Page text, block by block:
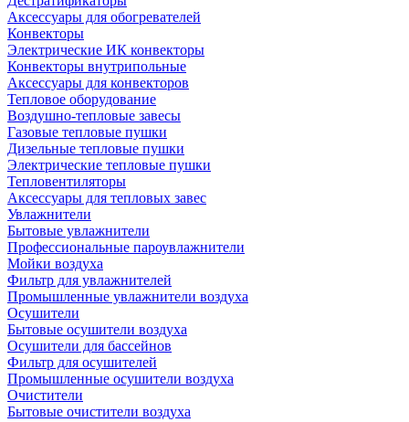
Аксессуары для обогревателей
Конвекторы
Электрические ИК конвекторы
Конвекторы внутрипольные
Аксессуары для конвекторов
Тепловое оборудование
Воздушно-тепловые завесы
Газовые тепловые пушки
Дизельные тепловые пушки
Электрические тепловые пушки
Тепловентиляторы
Аксессуары для тепловых завес
Увлажнители
Бытовые увлажнители
Профессиональные пароувлажнители
Мойки воздуха
Фильтр для увлажнителей
Промышленные увлажнители воздуха
Осушители
Бытовые осушители воздуха
Осушители для бассейнов
Фильтр для осушителей
Промышленные осушители воздуха
Очистители
Бытовые очистители воздуха